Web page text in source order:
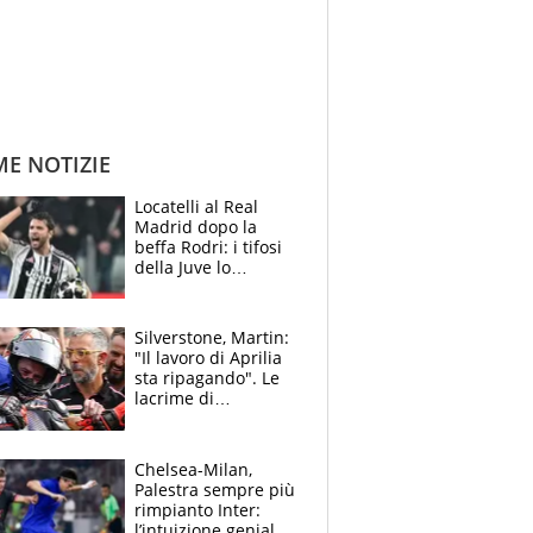
NOTIZIE
Locatelli al Real
Madrid dopo la
beffa Rodri: i tifosi
della Juve lo
Silverstone, Martin:
"Il lavoro di Aprilia
sta ripagando". Le
lacrime di
la gara domani"
Chelsea-Milan,
Palestra sempre più
rimpianto Inter: